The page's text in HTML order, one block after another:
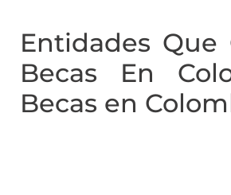
Entidades Que
Becas En
Becas en